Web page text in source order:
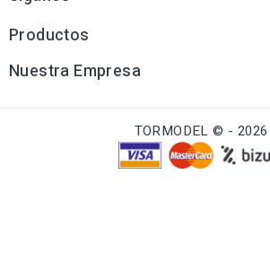
Productos
Nuestra Empresa
TORMODEL © - 2026